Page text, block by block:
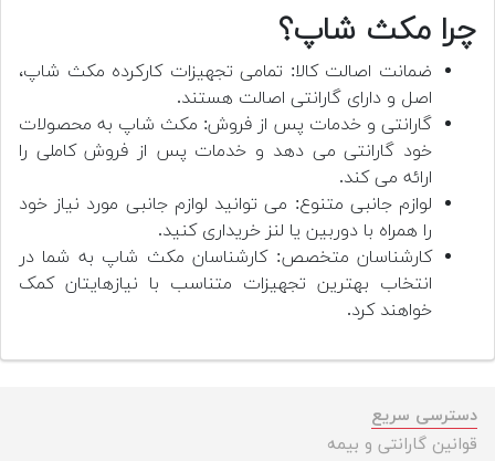
چرا مکث شاپ؟
ضمانت اصالت کالا: تمامی تجهیزات کارکرده مکث شاپ،
اصل و دارای گارانتی اصالت هستند.
گارانتی و خدمات پس از فروش: مکث شاپ به محصولات
خود گارانتی می دهد و خدمات پس از فروش کاملی را
ارائه می کند.
لوازم جانبی متنوع: می توانید لوازم جانبی مورد نیاز خود
را همراه با دوربین یا لنز خریداری کنید.
کارشناسان متخصص: کارشناسان مکث شاپ به شما در
انتخاب بهترین تجهیزات متناسب با نیازهایتان کمک
خواهند کرد.
دسترسی سریع
قوانین گارانتی و بیمه